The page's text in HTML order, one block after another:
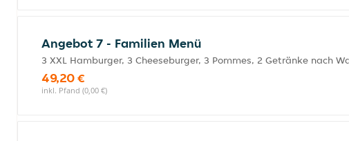
Angebot 7 - Familien Menü
3 XXL Hamburger, 3 Cheeseburger, 3 Pommes, 2 Getränke nach
49,20 €
inkl. Pfand (0,00 €)